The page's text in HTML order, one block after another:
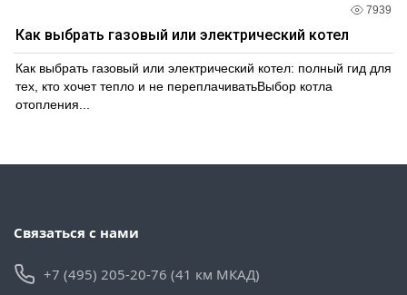
7939
Как выбрать газовый или электрический котел
Как выбрать газовый или электрический котел: полный гид для
тех, кто хочет тепло и не переплачиватьВыбор котла
отопления...
Связаться с нами
+7 (495) 205-20-76 (41 км МКАД)